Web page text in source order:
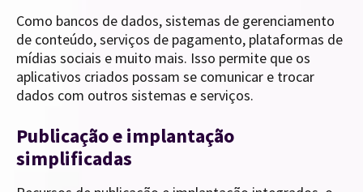
Como bancos de dados, sistemas de gerenciamento
de conteúdo, serviços de pagamento, plataformas de
mídias sociais e muito mais. Isso permite que os
aplicativos criados possam se comunicar e trocar
dados com outros sistemas e serviços.
Publicação e implantação
simplificadas